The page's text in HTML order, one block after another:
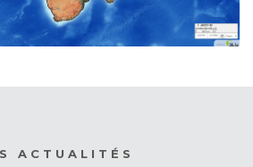
ACTUALITÉS